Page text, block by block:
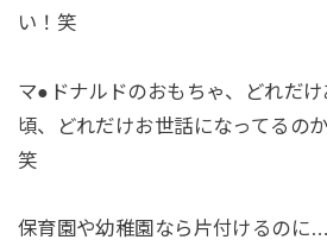
い！笑
マ●ドナルドのおもちゃ、どれだ
頃、どれだけお世話になってるの
笑
保育園や幼稚園なら片付けるのに